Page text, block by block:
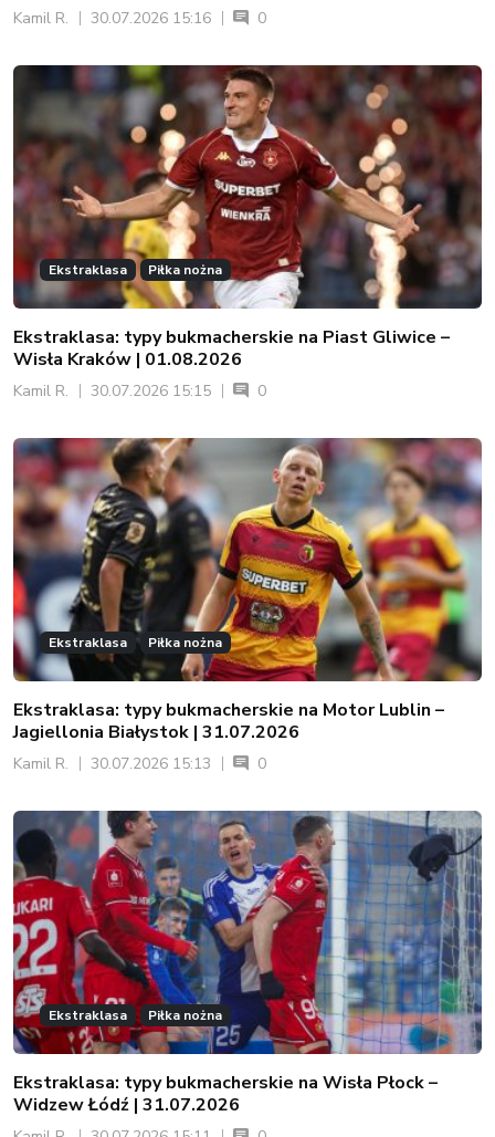
Kamil R. 30.07.2026 15:16 0
Ekstraklasa Piłka nożna
Ekstraklasa: typy bukmacherskie na Piast Gliwice –
Wisła Kraków | 01.08.2026
Kamil R. 30.07.2026 15:15 0
Ekstraklasa Piłka nożna
Ekstraklasa: typy bukmacherskie na Motor Lublin –
Jagiellonia Białystok | 31.07.2026
Kamil R. 30.07.2026 15:13 0
Ekstraklasa Piłka nożna
Ekstraklasa: typy bukmacherskie na Wisła Płock –
Widzew Łódź | 31.07.2026